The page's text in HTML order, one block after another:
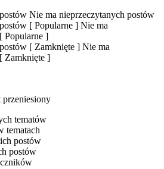
Nie ma nieprzeczytanych postów
[ Popularne ] Nie ma
Popularne ]
[ Zamknięte ] Nie ma
Zamknięte ]
przeniesiony
tematów
tematach
postów
postów